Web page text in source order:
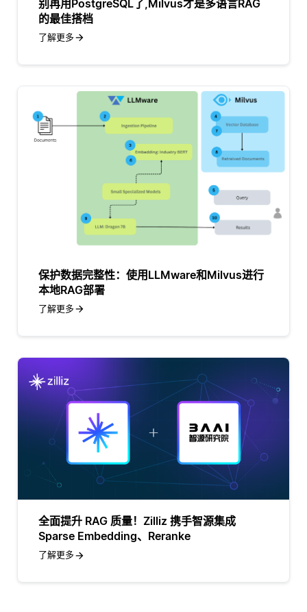
别再用PostgreSQL了,Milvus才是多语言RAG
的最佳搭档
了解更多
保护数据完整性：使用LLMware和Milvus进行
本地RAG部署
了解更多
全面提升 RAG 质量！Zilliz 携手智源集成
Sparse Embedding、Reranke
了解更多